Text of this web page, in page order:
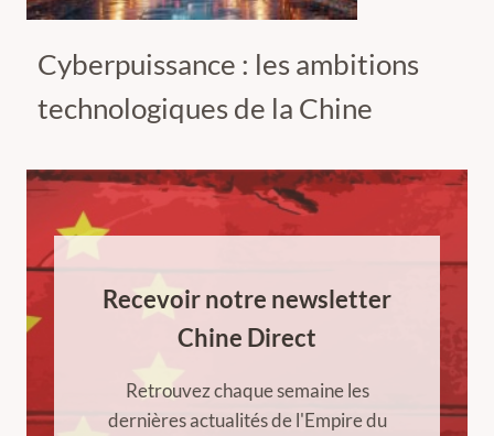
Cyberpuissance : les ambitions
technologiques de la Chine
Recevoir notre newsletter
Chine Direct
Retrouvez chaque semaine les
dernières actualités de l'Empire du